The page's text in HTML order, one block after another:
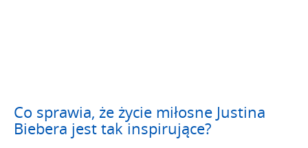
Co sprawia, że życie miłosne Justina
Biebera jest tak inspirujące?